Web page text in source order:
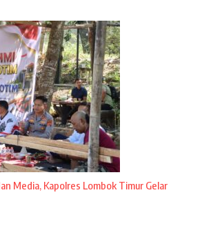
Media, Kapolres Lombok Timur Gelar